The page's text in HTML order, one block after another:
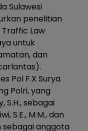
Sulawesi
penelitian
Law
untuk
dan
Pol F.X Surya
Polri, yang
S.H., sebagai
S.E., M.M., dan
sebagai anggota